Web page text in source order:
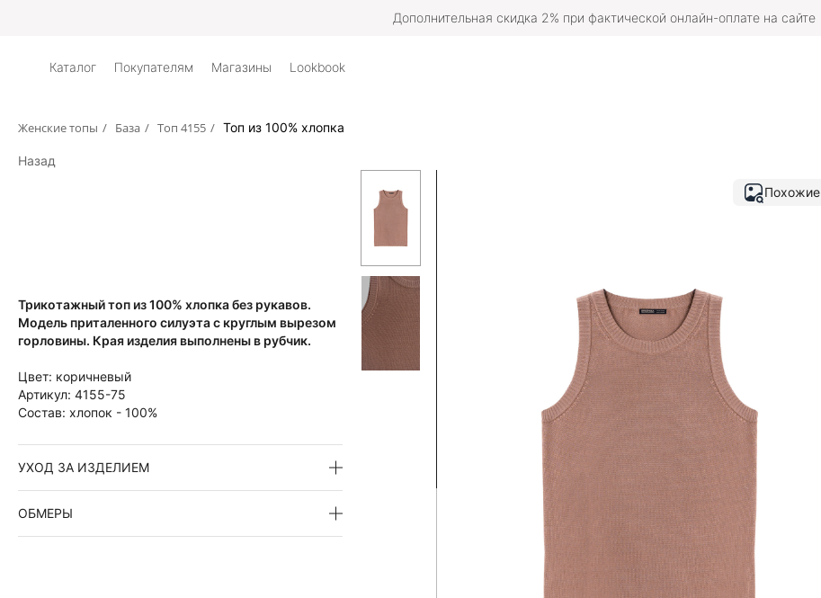
Дополнительная скидка 2% при фактической онлайн-оплате на сайте
Каталог Покупателям Магазины Lookbook
Женские топы / База / Топ 4155 / Топ из 100% хлопка
Назад
Трикотажный топ из 100% хлопка без рукавов.
Модель приталенного силуэта с круглым вырезом
горловины. Края изделия выполнены в рубчик.
Цвет: коричневый
Артикул: 4155-75
Состав: хлопок - 100%
УХОД ЗА ИЗДЕЛИЕМ
ОБМЕРЫ
Похожие